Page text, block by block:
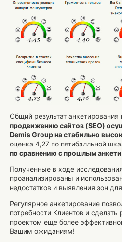
Общий результат анкетирования
продвижению сайтов (SEO)
Demis Group на стабильно
оценка 4,27 по пятибалльной
по сравнению с прошлым
Полученные в ходе
проанализированы и
недостатков и выявления зон
Регулярное анкетирование
потребности Клиентов и
проектом еще более
Вашим ожиданиям!